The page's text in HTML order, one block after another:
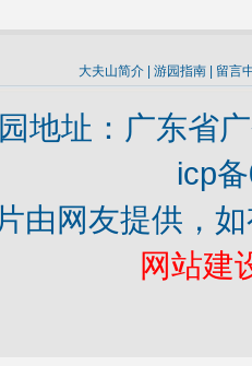
大夫山简介 游园指南 留言
地址：广东省
icp
由网友提供，
网站建